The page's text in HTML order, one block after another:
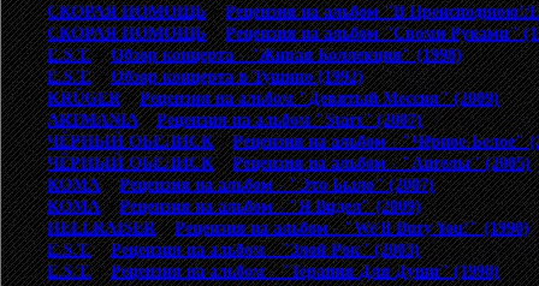
СКОРАЯ ПОМОЩЬ>Рецензия на альбом "В Преисподнюю!/
СКОРАЯ ПОМОЩЬ>Рецензия на альбом "Своми Руками"
E.S.T.>Обзор концерта - "Живая Коллекция" (1998)
E.S.T.>Обзор концерта в Тушино (1992)
KRÜGER>Рецензия на альбом "Девятый Мессия" (2009)
ARTMANIA>Рецензия на альбом "Start" (2007)
ЧЁРНЫЙ ОБЕЛИСК>Рецензия на альбом - "Чёрное-Белое"
ЧЁРНЫЙ ОБЕЛИСК>Рецензия на альбом - "Ангелы" (2005)
КОМА>Рецензия на альбом - "Это Было" (2007)
КОМА>Рецензия на альбом - "Я Видел" (2009)
HELLRAISER>Рецензия на альбом - "We'll Bury You!" (1990)
E.S.T.>Рецензия на альбом - "Злой Рок" (2003)
E.S.T.>Рецензия на альбом - "Терапия Для Души" (1998)